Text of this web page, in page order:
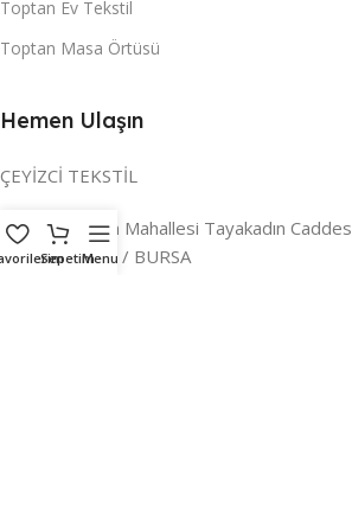
Toptan Ev Tekstil
Toptan Masa Örtüsü
Hemen Ulaşın
ÇEYİZCİ TEKSTİL
Adres:Reyhan Mahallesi Tayakadın
/ a Osmangazi / BURSA
SepetimMenu